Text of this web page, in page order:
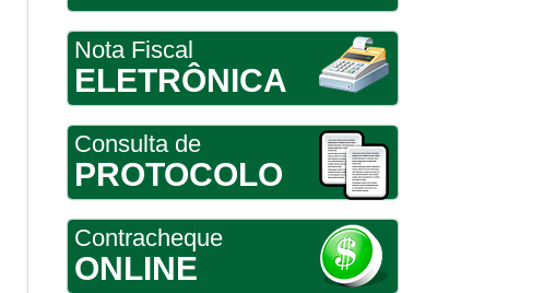
Nota Fiscal
ELETRÔNICA
Consulta de
PROTOCOLO
Contracheque
ONLINE